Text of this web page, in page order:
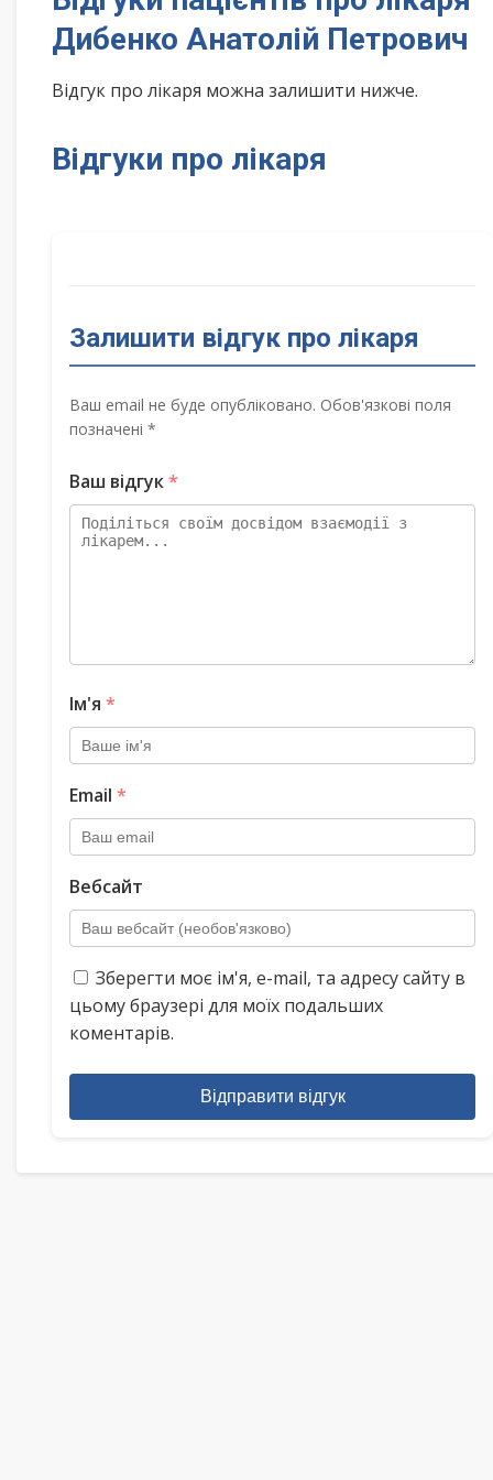
Дибенко Анатолій Петрович
Відгук про лікаря можна залишити нижче.
Відгуки про лікаря
Залишити відгук про лікаря
Ваш email не буде опубліковано. Обов'язкові поля
позначені *
Ваш відгук*
Ім'я *
Email *
Вебсайт
Зберегти моє ім'я, e-mail, та адресу сайту в
цьому браузері для моїх подальших
коментарів.
Відправити відгук